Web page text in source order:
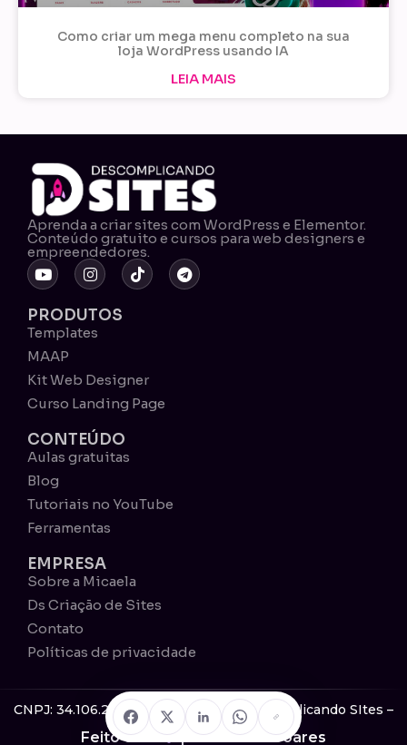
Como criar um mega menu completo na sua
loja WordPress usando IA
LEIA MAIS
Aprenda a criar sites com WordPress e Elementor.
Conteúdo gratuito e cursos para web designers e
empreendedores.
PRODUTOS
Templates
MAAP
Kit Web Designer
Curso Landing Page
CONTEÚDO
Aulas gratuitas
Blog
Tutoriais no YouTube
Ferramentas
EMPRESA
Sobre a Micaela
Ds Criação de Sites
Contato
Políticas de privacidade
CNPJ: 34.106.277/0001-15 © 2026 Descomplicando SItes –
Todos os direitos reservados
Feito com por Micaela Soares